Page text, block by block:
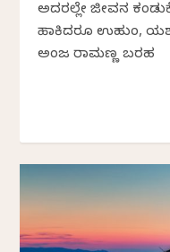
ಅದರಲ್ಲೇ ಜೀವನ
ಹಾಕಿದರೂ ಉಹುಂ,
ಅಂಜಲಿ ರಾಮಣ್ಣ ಬರಹ